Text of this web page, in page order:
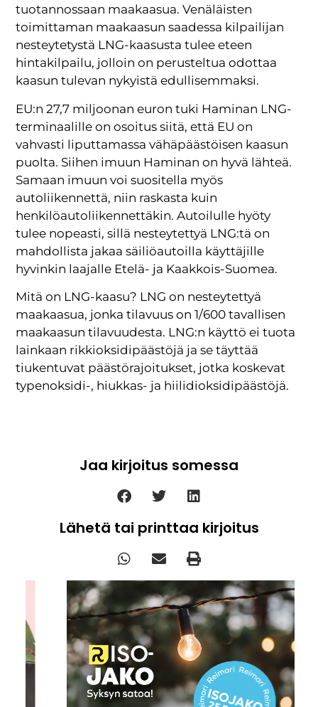
tuotannossaan maakaasua. Venäläisten
toimittaman maakaasun saadessa kilpailijan
nesteytetystä LNG-kaasusta tulee eteen
hintakilpailu, jolloin on perusteltua odottaa
kaasun tulevan nykyistä edullisemmaksi.
EU:n 27,7 miljoonan euron tuki Haminan LNG-
terminaalille on osoitus siitä, että EU on
vahvasti liputtamassa vähäpäästöisen kaasun
puolta. Siihen imuun Haminan on hyvä lähteä.
Samaan imuun voi suositella myös
autoliikennettä, niin raskasta kuin
henkilöautoliikennettäkin. Autoilulle hyöty
tulee nopeasti, sillä nesteytettyä LNG:tä on
mahdollista jakaa säiliöautoilla käyttäjille
hyvinkin laajalle Etelä- ja Kaakkois-Suomea.
Mitä on LNG-kaasu? LNG on nesteytettyä
maakaasua, jonka tilavuus on 1/600 tavallisen
maakaasun tilavuudesta. LNG:n käyttö ei tuota
lainkaan rikkioksidipäästöjä ja se täyttää
tiukentuvat päästörajoitukset, jotka koskevat
typenoksidi-, hiukkas- ja hiilidioksidipäästöjä.
Jaa kirjoitus somessa
Lähetä tai printtaa kirjoitus